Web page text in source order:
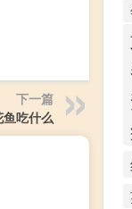
下一篇
吃什么